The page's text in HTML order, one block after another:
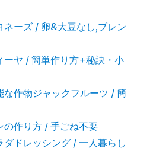
ーズ / 卵&大豆なし,ブレン
ヤ / 簡単作り方+秘訣・小
作物ジャックフルーツ / 簡
作り方 / 手ごね不要
ドレッシング / 一人暮らし